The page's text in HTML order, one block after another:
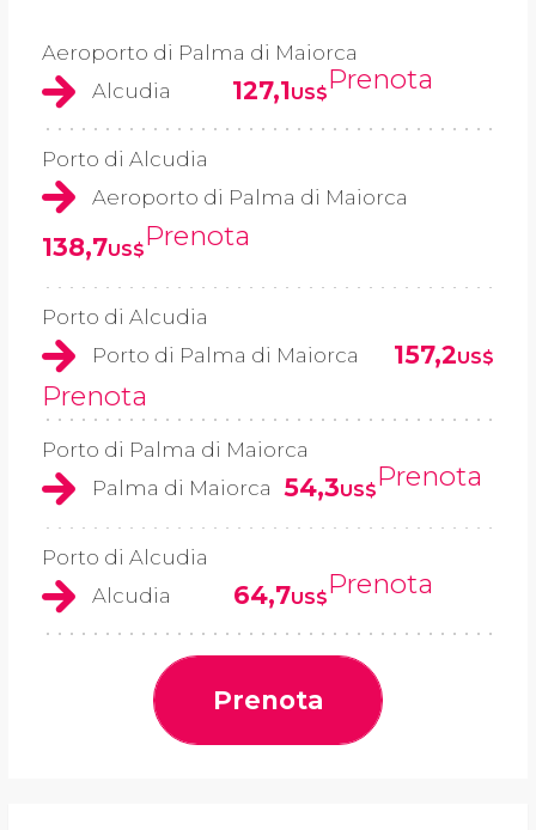
Aeroporto di Palma di Maiorca
Alcudia
127,1US$Prenota
Porto di Alcudia
Aeroporto di Palma di Maiorca
138,7US$Prenota
Porto di Alcudia
Porto di Palma di Maiorca
157,2US$
Prenota
Porto di Palma di Maiorca
Palma di Maiorca 54,3US$Prenota
Porto di Alcudia
Alcudia
64,7US$Prenota
Prenota